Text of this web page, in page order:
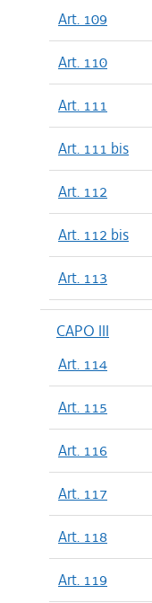
Art. 109
Art. 110
Art. 111
Art. 111 bis
Art. 112
Art. 112 bis
Art. 113
CAPO III
Art. 114
Art. 115
Art. 116
Art. 117
Art. 118
Art. 119